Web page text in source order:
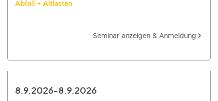
Abfall + Altlasten
Seminar anzeigen & Anmeldung
8.9.2026-8.9.2026